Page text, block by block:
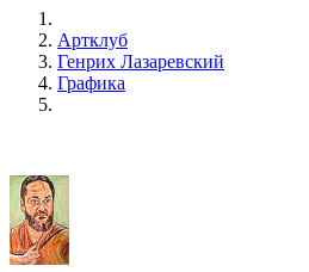
Артклуб
Генрих Лазаревский
Графика